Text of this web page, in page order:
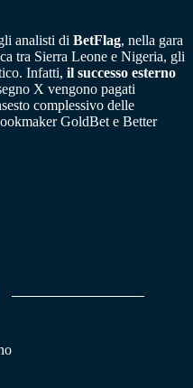
analisti di BetFlag, nella gara
tra Sierra Leone e Nigeria, gli
Infatti, il successo esterno
X vengono pagati
complessivo delle
GoldBet e Better